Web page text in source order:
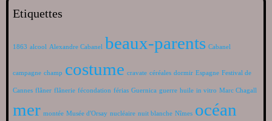
Etiquettes
1863 alcool Alexandre Cabanel beaux-parents Cabanel
campagne champ costume cravate céréales dormir Espagne Festival de
Cannes flâner flânerie fécondation férias Guernica guerre huile in vitro Marc Chagall
mer montée Musée d'Orsay nucléaire nuit blanche Nîmes océan